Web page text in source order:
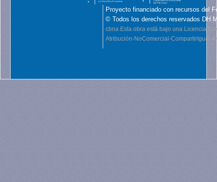
Proyecto financiado con recursos del
© Todos los derechos reservados DH
cbna Esta obra está bajo una Licencia
Atribución-NoComercial-CompartirIgual